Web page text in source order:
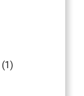
(1)